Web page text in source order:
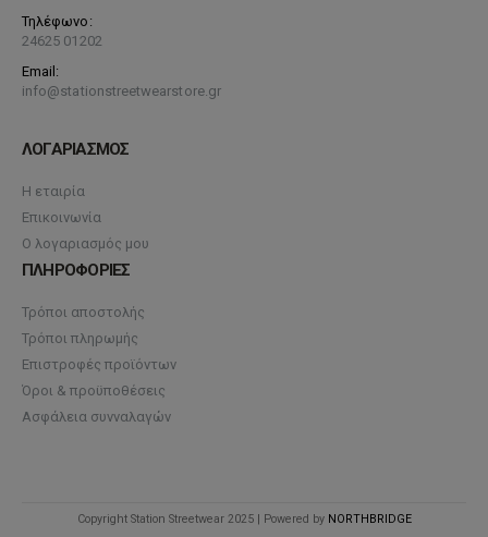
Τηλέφωνο:
24625 01202
Email:
info@stationstreetwearstore.gr
ΛΟΓΑΡΙΑΣΜΟΣ
Η εταιρία
Επικοινωνία
Ο λογαριασμός μου
ΠΛΗΡΟΦΟΡΙΕΣ
Τρόποι αποστολής
Τρόποι πληρωμής
Επιστροφές προϊόντων
Όροι & προϋποθέσεις
Ασφάλεια συνναλαγών
Copyright Station Streetwear 2025 | Powered by NORTHBRIDGE